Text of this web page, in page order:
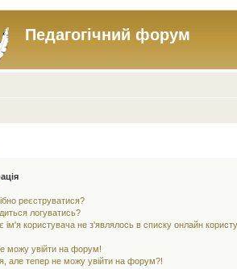
Педагогічний форум
реєструватися?
логуватись?
користувача не з'являлось в списку онлайн
можу увійти на форум!
але тепер не можу увійти на форум?!